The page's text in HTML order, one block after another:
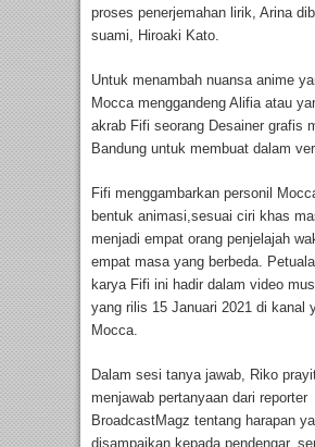
proses penerjemahan lirik, Arina
suami, Hiroaki Kato.
Untuk menambah nuansa anime
Mocca menggandeng Alifia atau
akrab Fifi seorang Desainer grafis
Bandung untuk membuat dalam
Fifi menggambarkan personil
bentuk animasi,sesuai ciri khas
menjadi empat orang penjelajah
empat masa yang berbeda.
karya Fifi ini hadir dalam video
yang rilis 15 Januari 2021 di kanal
Mocca.
Dalam sesi tanya jawab, Riko
menjawab pertanyaan dari reporter
BroadcastMagz tentang harapan
disampaikan kepada pendengar,